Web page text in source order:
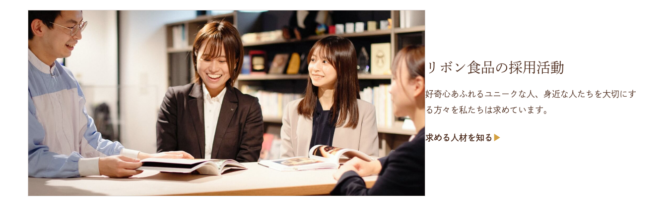
リボン食品の採用活動
好奇心あふれるユニークな人、身近な人たちを大切にす
る方々を私たちは求めています。
求める人材を知る